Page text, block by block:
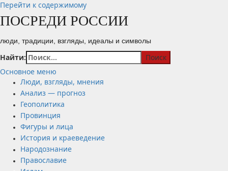
Перейти к содержимому
ПОСРЕДИ РОССИИ
люди, традиции, взгляды, идеалы и символы
Найти:
Основное меню
Люди, взгляды, мнения
Анализ — прогноз
Геополитика
Провинция
Фигуры и лица
История и краеведение
Народознание
Православие